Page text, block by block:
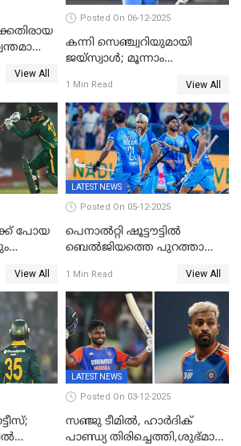
View All
Posted On 06-12-2025
കന്നി സെഞ്ച്വറിയുമായി
ജയ്‌സ്വാൾ; മൂന്നാം
പ്രോട്ടീസിനെതിരെ ജയം,
പരമ്പര
1 Min Read View All
പോയ
View All
LATEST NEWS
Posted On 05-12-2025
പെനാൽറ്റി ഷൂട്ടൗട്ടിൽ
ബെൽജിയത്തെ പുറത്താക്കി;
ലോകകപ്പിൽ ഇന്ത്യ
സെമിയിൽ
1 Min Read View All
LATEST NEWS
Posted On 03-12-2025
സഞ്ജു ടീമില്‍, ഹാര്‍ദിക്
പാണ്ഡ്യ തിരിച്ചെത്തി,​ശുഭ്മാൻ